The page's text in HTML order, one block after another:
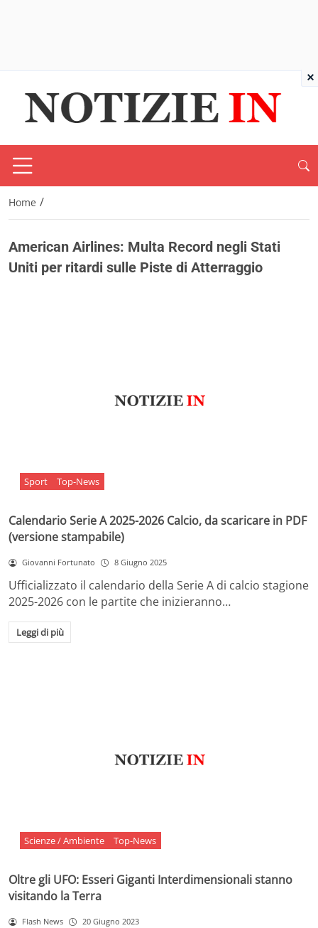
Home /
American Airlines: Multa Record negli Stati
Uniti per ritardi sulle Piste di Atterraggio
Sport Top-News
Calendario Serie A 2025-2026 Calcio, da scaricare in PDF
(versione stampabile)
Giovanni Fortunato 8 Giugno 2025
Ufficializzato il calendario della Serie A di calcio stagione
2025-2026 con le partite che inizieranno…
Leggi di più
Scienze / Ambiente Top-News
Oltre gli UFO: Esseri Giganti Interdimensionali stanno
visitando la Terra
Flash News 20 Giugno 2023
×